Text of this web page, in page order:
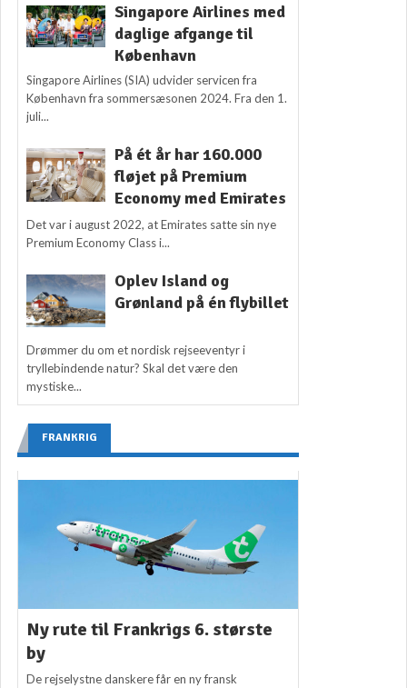
Singapore Airlines med
daglige afgange til
København
Singapore Airlines (SIA) udvider servicen fra
København fra sommersæsonen 2024. Fra den 1.
juli...
På ét år har 160.000
fløjet på Premium
Economy med Emirates
Det var i august 2022, at Emirates satte sin nye
Premium Economy Class i...
Oplev Island og
Grønland på én flybillet
Drømmer du om et nordisk rejseeventyr i
tryllebindende natur? Skal det være den
mystiske...
FRANKRIG
Ny rute til Frankrigs 6. største
by
De rejselystne danskere får en ny fransk